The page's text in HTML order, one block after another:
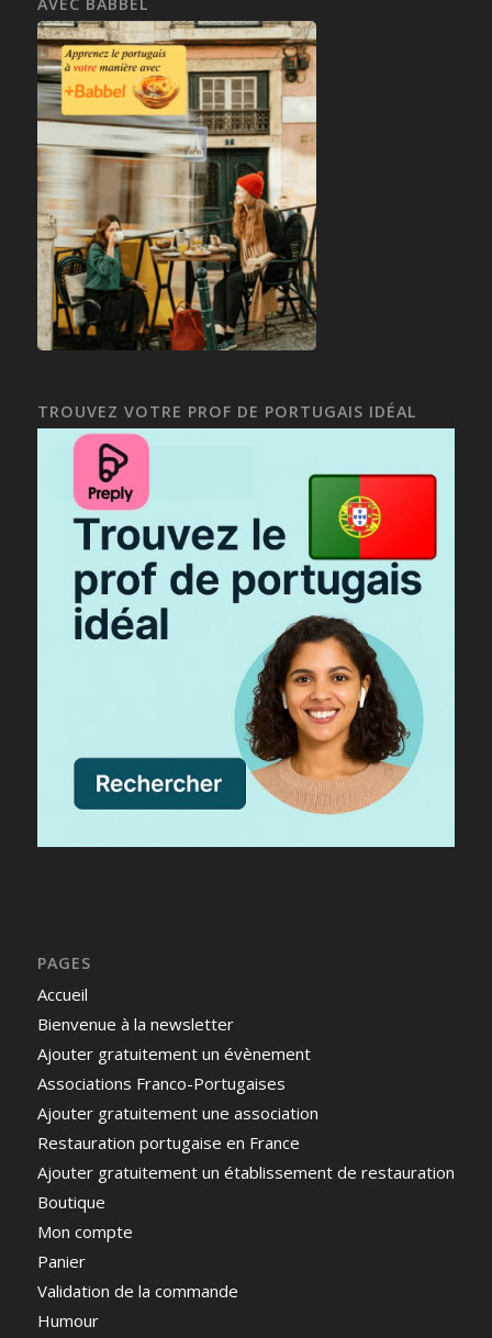
TROUVEZ VOTRE PROF DE PORTUGAIS IDÉAL
PAGES
Accueil
Bienvenue à la newsletter
Ajouter gratuitement un évènement
Associations Franco-Portugaises
Ajouter gratuitement une association
Restauration portugaise en France
Ajouter gratuitement un établissement de restauration
Boutique
Mon compte
Panier
Validation de la commande
Humour